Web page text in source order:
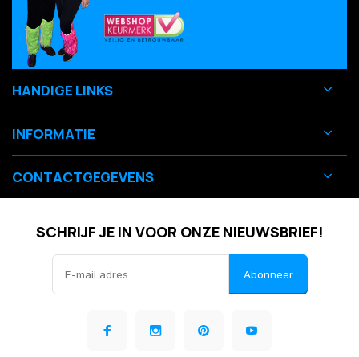
HANDIGE LINKS
INFORMATIE
CONTACTGEGEVENS
SCHRIJF JE IN VOOR ONZE NIEUWSBRIEF!
Abonneer